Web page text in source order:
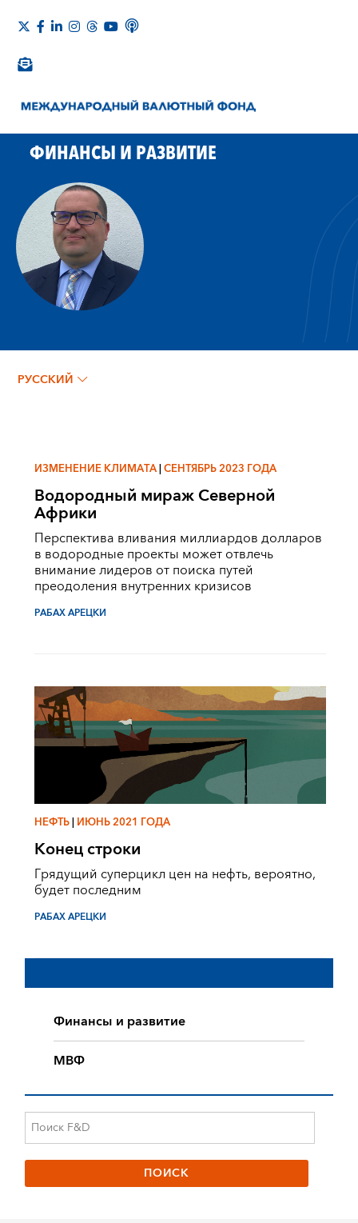
ФИНАНСЫ И РАЗВИТИЕ
РАБАХ АРЕЦКИ
РУССКИЙ
ИЗМЕНЕНИЕ КЛИМАТА|СЕНТЯБРЬ 2023 ГОДА
Водородный мираж Северной
Африки
Перспектива вливания миллиардов долларов
в водородные проекты может отвлечь
внимание лидеров от поиска путей
преодоления внутренних кризисов
РАБАХ АРЕЦКИ
НЕФТЬ|ИЮНЬ 2021 ГОДА
Конец строки
Грядущий суперцикл цен на нефть, вероятно,
будет последним
РАБАХ АРЕЦКИ
Финансы и развитие
МВФ